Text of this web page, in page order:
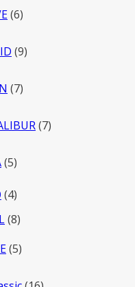
66
99
77
77
55
44
товара
88
55
16